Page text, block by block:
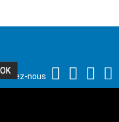
Suivez-nous